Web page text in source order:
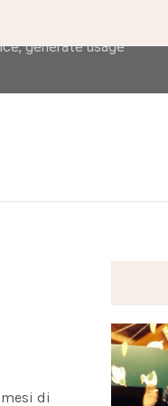
di
and user-agent
generate usage